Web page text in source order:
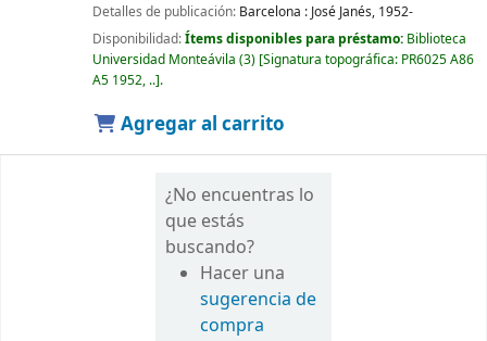
Detalles de publicación: Barcelona : José Janés, 1952-
Disponibilidad:Ítems disponibles para préstamo: Biblioteca
Universidad Monteávila (3) Signatura topográfica: PR6025 A86
A5 1952, .. .
Agregar al carrito
¿No encuentras lo
que estás
buscando?
Hacer una
sugerencia de
compra